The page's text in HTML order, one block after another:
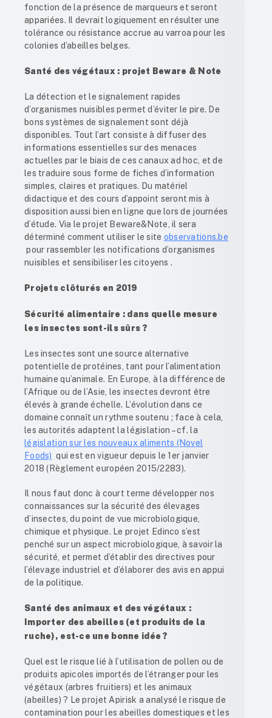
fonction de la présence de marqueurs et seront
appariées. Il devrait logiquement en résulter une
tolérance ou résistance accrue au varroa pour les
colonies d’abeilles belges.
Santé des végétaux : projet Beware & Note
La détection et le signalement rapides
d’organismes nuisibles permet d’éviter le pire. De
bons systèmes de signalement sont déjà
disponibles. Tout l’art consiste à diffuser des
informations essentielles sur des menaces
actuelles par le biais de ces canaux ad hoc, et de
les traduire sous forme de fiches d’information
simples, claires et pratiques. Du matériel
didactique et des cours d’appoint seront mis à
disposition aussi bien en ligne que lors de journées
d’étude. Via le projet Beware&Note, il sera
déterminé comment utiliser le site observations.be
pour rassembler les notifications d’organismes
nuisibles et sensibiliser les citoyens .
Projets clôturés en 2019
Sécurité alimentaire : dans quelle mesure
les insectes sont-ils sûrs ?
Les insectes sont une source alternative
potentielle de protéines, tant pour l’alimentation
humaine qu’animale. En Europe, à la différence de
l’Afrique ou de l’Asie, les insectes devront être
élevés à grande échelle. L’évolution dans ce
domaine connaît un rythme soutenu ; face à cela,
les autorités adaptent la législation – cf. la
législation sur les nouveaux aliments (Novel
Foods) qui est en vigueur depuis le 1 er janvier
2018 (Règlement européen 2015/2283).
Il nous faut donc à court terme développer nos
connaissances sur la sécurité des élevages
d’insectes, du point de vue microbiologique,
chimique et physique. Le projet Edinco s’est
penché sur un aspect microbiologique, à savoir la
sécurité, et permet d’établir des directives pour
l’élevage industriel et d’élaborer des avis en appui
de la politique.
Santé des animaux et des végétaux :
Importer des abeilles (et produits de la
ruche), est-ce une bonne idée ?
Quel est le risque lié à l’utilisation de pollen ou de
produits apicoles importés de l’étranger pour les
végétaux (arbres fruitiers) et les animaux
(abeilles) ? Le projet Apirisk a analysé le risque de
contamination pour les abeilles domestiques et les